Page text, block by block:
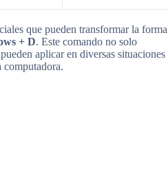
que pueden transformar la forma
+ D. Este comando no solo
aplicar en diversas situaciones
computadora.